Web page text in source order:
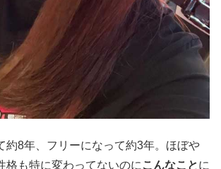
約8年、フリーになって約3年。ほぼや
格も特に変わってないのに こんなことに